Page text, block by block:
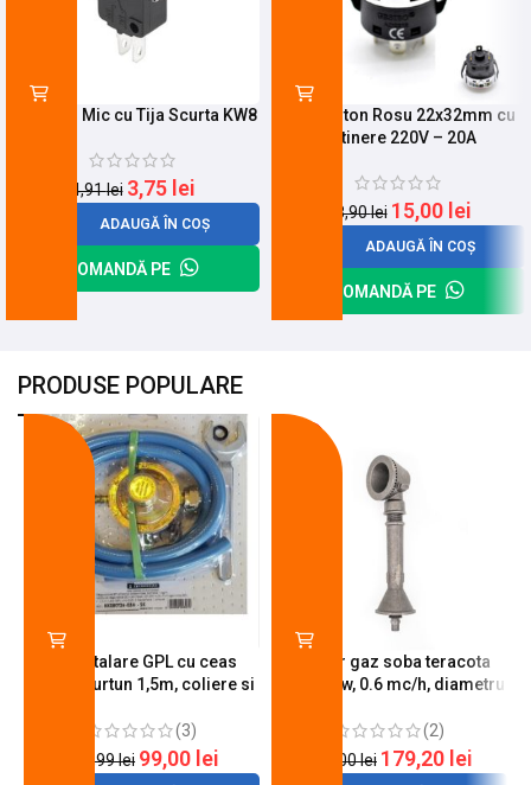
Limitator Mic cu Tija Scurta KW8
4,91lei 3,75 lei
ADAUGĂ ÎN COȘ
COMANDĂ PE
Push Buton Rosu 22x32mm cu
Retinere 220V – 20A
18,90lei 15,00 lei
ADAUGĂ ÎN COȘ
COMANDĂ PE
PRODUSE POPULARE
Kit instalare GPL cu ceas
butelie, furtun 1,5m, coliere si
(3)
120,99lei 99,00 lei
Arzator gaz soba teracota
A600, 6 kw, 0.6 mc/h, diametru
(2)
200,00lei 179,20 lei